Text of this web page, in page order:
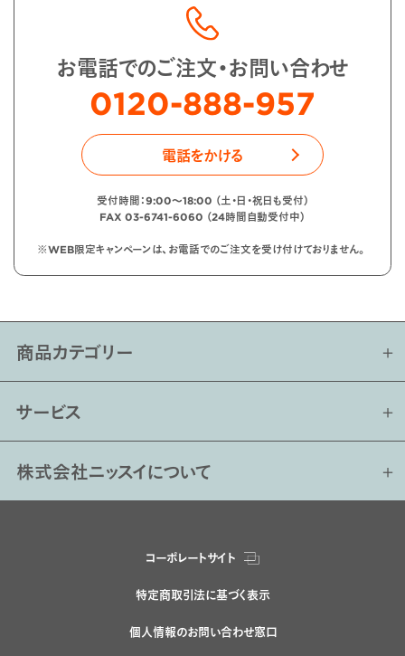
お電話でのご注文・お問い合わせ
0120-888-957
電話をかける
受付時間：9:00〜18:00 （土・日・祝日も受付）
FAX 03-6741-6060 （24時間自動受付中）
※WEB限定キャンペーンは、お電話でのご注文を受け付けておりません。
商品カテゴリー
サービス
株式会社ニッスイについて
コーポレートサイト
特定商取引法に基づく表示
個人情報のお問い合わせ窓口